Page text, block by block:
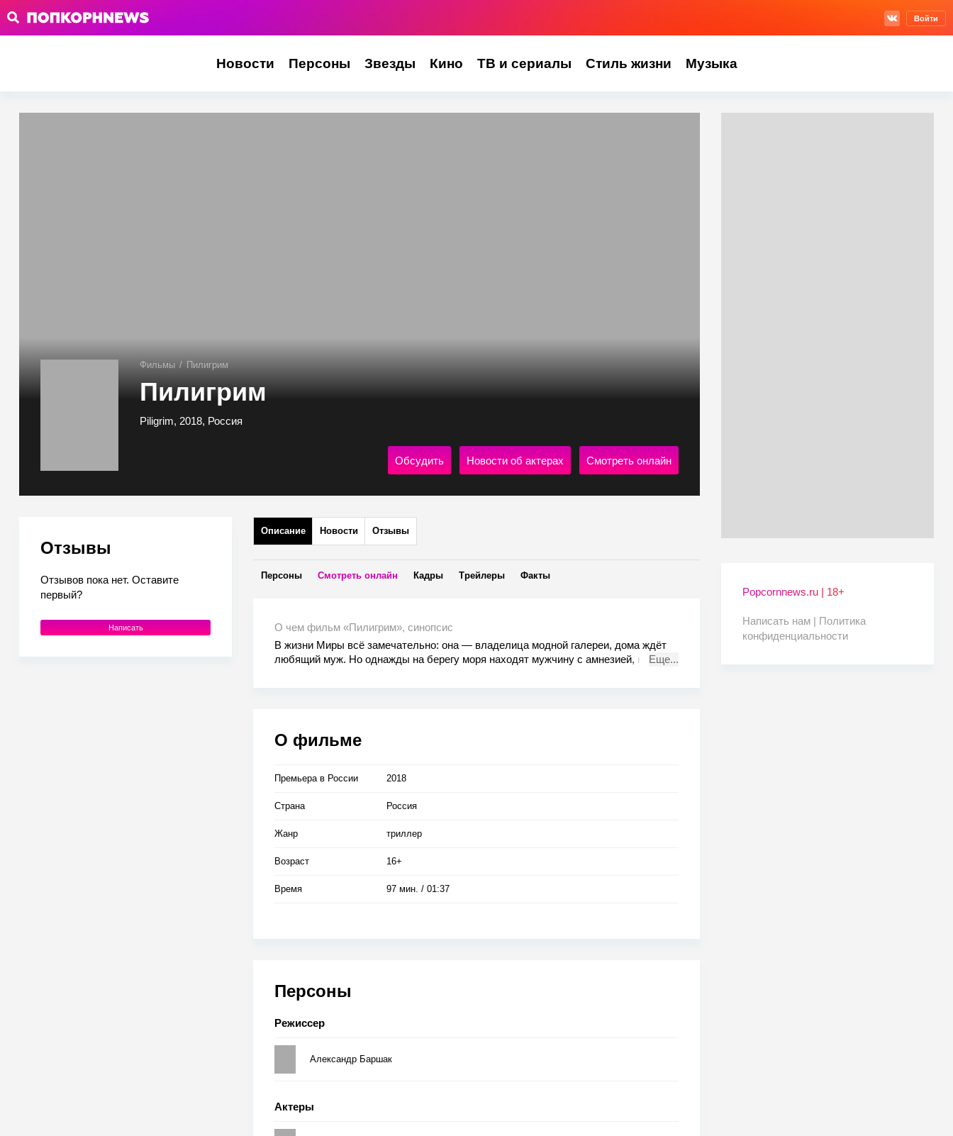
Войти
Новости Персоны Звезды Кино ТВ и сериалы Стиль жизни Музыка
Фильмы / Пилигрим
Пилигрим
Piligrim, 2018, Россия
Обсудить Новости об актерах Смотреть онлайн
Отзывы
Отзывов пока нет. Оставите
первый?
Написать
Описание Новости Отзывы
Персоны Смотреть онлайн Кадры Трейлеры Факты
О чем фильм «Пилигрим», синопсис
В жизни Миры всё замечательно: она — владелица модной галереи, дома ждёт
любящий муж. Но однажды на берегу моря находят мужчину с амнезией, который
Еще...
О фильме
Премьера в Росcии 2018
Страна Россия
Жанр триллер
Возраст 16+
Время 97 мин. / 01:37
Персоны
Режиссер
Александр Баршак
Актеры
Popcornnews.ru | 18+
Написать нам | Политика
конфиденциальности